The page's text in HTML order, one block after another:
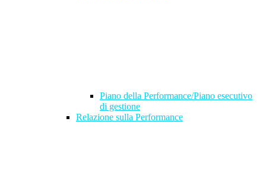
Piano della Performance/Piano esecutivo
di gestione
Relazione sulla Performance